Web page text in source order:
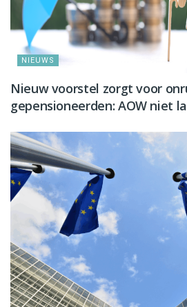
NIEUWS
Nieuw voorstel zorgt voor
gepensioneerden: AOW niet